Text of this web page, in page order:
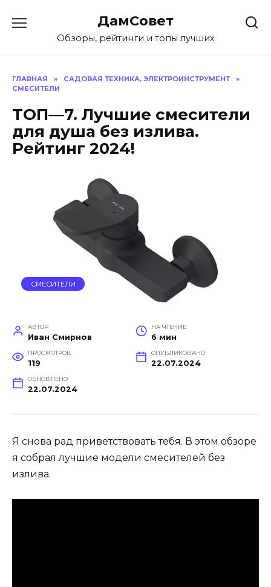
содержанию
ДамСовет
Обзоры, рейтинги и топы лучших
ГЛАВНАЯ » САДОВАЯ ТЕХНИКА, ЭЛЕКТРОИНСТРУМЕНТ
»
СМЕСИТЕЛИ
ТОП—7. Лучшие смесители
для душа без излива.
Рейтинг 2024!
СМЕСИТЕЛИ
АВТОР
Иван Смирнов
НА ЧТЕНИЕ
6 мин
ПРОСМОТРОВ
119
ОПУБЛИКОВАНО
22.07.2024
ОБНОВЛЕНО
22.07.2024
Я снова рад приветствовать тебя. В этом обзоре
я собрал лучшие модели смесителей без
излива.